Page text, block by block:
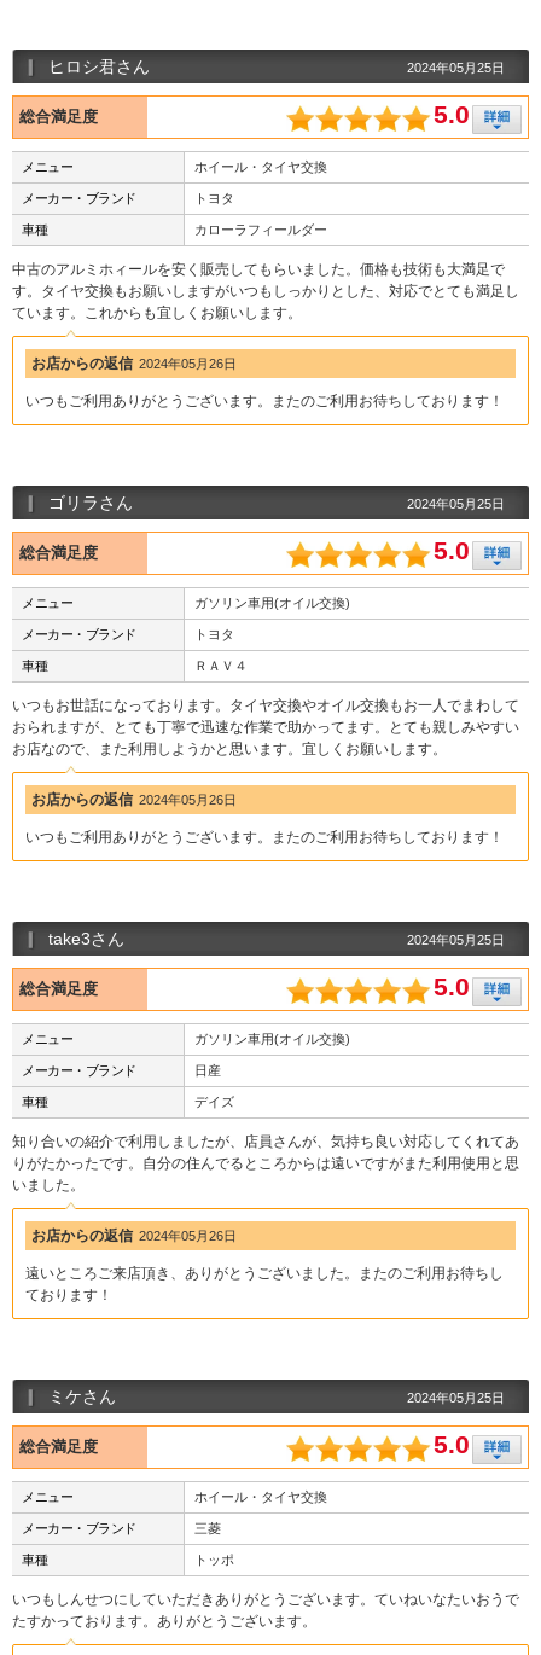
ヒロシ君さん 2024年05月25日
総合満足度 5.0
メニュー ホイール・タイヤ交換
メーカー・ブランド トヨタ
車種 カローラフィールダー
中古のアルミホィールを安く販売してもらいました。価格も技術も大満足で
す。タイヤ交換もお願いしますがいつもしっかりとした、対応でとても満足し
ています。これからも宜しくお願いします。
お店からの返信 2024年05月26日
いつもご利用ありがとうございます。またのご利用お待ちしております！
ゴリラさん 2024年05月25日
総合満足度 5.0
メニュー ガソリン車用(オイル交換)
メーカー・ブランド トヨタ
車種 ＲＡＶ４
いつもお世話になっております。タイヤ交換やオイル交換もお一人でまわして
おられますが、とても丁寧で迅速な作業で助かってます。とても親しみやすい
お店なので、また利用しようかと思います。宜しくお願いします。
お店からの返信 2024年05月26日
いつもご利用ありがとうございます。またのご利用お待ちしております！
take3さん 2024年05月25日
総合満足度 5.0
メニュー ガソリン車用(オイル交換)
メーカー・ブランド 日産
車種 デイズ
知り合いの紹介で利用しましたが、店員さんが、気持ち良い対応してくれてあ
りがたかったです。自分の住んでるところからは遠いですがまた利用使用と思
いました。
お店からの返信 2024年05月26日
遠いところご来店頂き、ありがとうございました。またのご利用お待ちし
ております！
ミケさん 2024年05月25日
総合満足度 5.0
メニュー ホイール・タイヤ交換
メーカー・ブランド 三菱
車種 トッポ
いつもしんせつにしていただきありがとうございます。ていねいなたいおうで
たすかっております。ありがとうございます。